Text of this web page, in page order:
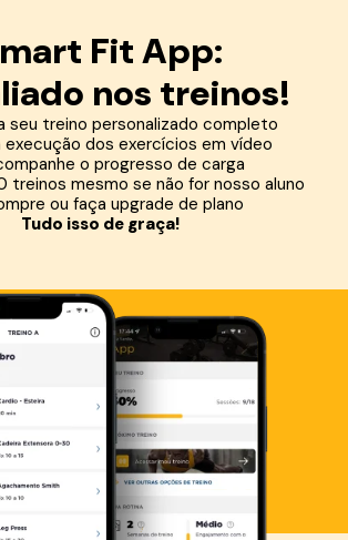
Fit App:
nos treinos!
seu treino personalizado completo
execução dos exercícios em vídeo
o progresso de carga
treinos mesmo se não for nosso aluno
ou faça upgrade de plano
Tudo isso de graça!